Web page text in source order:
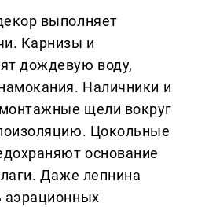
выполняет
Карнизы и
дождевую воду,
Наличники и
щели вокруг
Цокольные
основание
Даже лепнина
аэрационных